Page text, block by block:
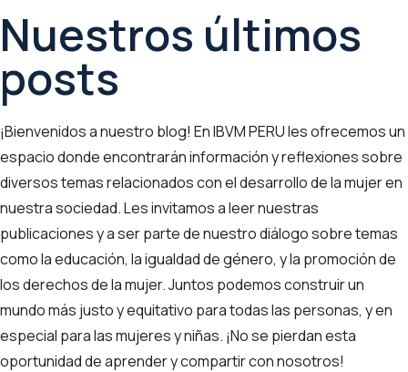
Nuestros últimos
posts
¡Bienvenidos a nuestro blog! En IBVM PERU les ofrecemos un
espacio donde encontrarán información y reflexiones sobre
diversos temas relacionados con el desarrollo de la mujer en
nuestra sociedad. Les invitamos a leer nuestras
publicaciones y a ser parte de nuestro diálogo sobre temas
como la educación, la igualdad de género, y la promoción de
los derechos de la mujer. Juntos podemos construir un
mundo más justo y equitativo para todas las personas, y en
especial para las mujeres y niñas. ¡No se pierdan esta
oportunidad de aprender y compartir con nosotros!